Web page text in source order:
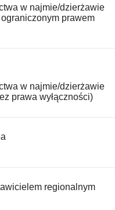
w najmie/dzierżawie
prawem
w najmie/dzierżawie
prawa wyłączności)
regionalnym